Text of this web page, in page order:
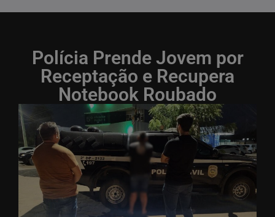
Polícia Prende Jovem por
Receptação e Recupera
Notebook Roubado